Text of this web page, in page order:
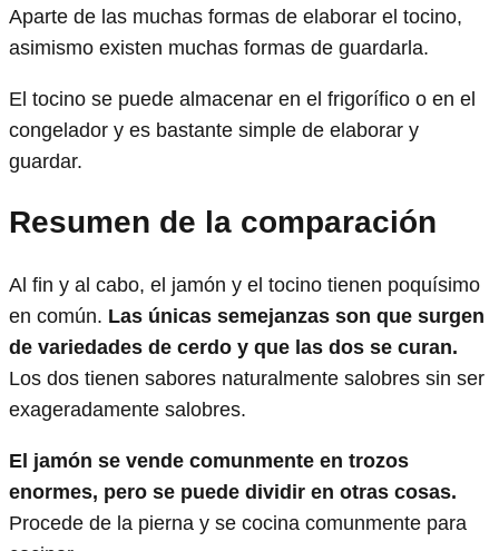
Aparte de las muchas formas de elaborar el tocino,
asimismo existen muchas formas de guardarla.
El tocino se puede almacenar en el frigorífico o en el
congelador y es bastante simple de elaborar y
guardar.
Resumen de la comparación
Al fin y al cabo, el jamón y el tocino tienen poquísimo
en común. Las únicas semejanzas son que surgen
de variedades de cerdo y que las dos se curan.
Los dos tienen sabores naturalmente salobres sin ser
exageradamente salobres.
El jamón se vende comunmente en trozos
enormes, pero se puede dividir en otras cosas.
Procede de la pierna y se cocina comunmente para